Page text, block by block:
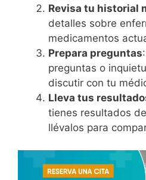
Revisa tu historial
detalles sobre
medicamentos
Prepara preguntas
preguntas o
discutir con tu
Lleva tus
tienes resultados
llévalos para